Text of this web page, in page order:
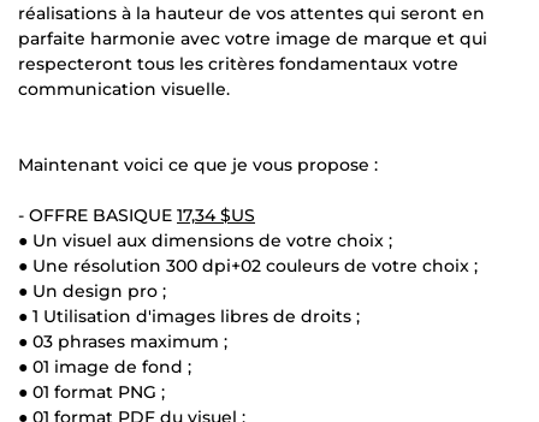
réalisations à la hauteur de vos attentes qui seront en
parfaite harmonie avec votre image de marque et qui
respecteront tous les critères fondamentaux votre
communication visuelle.
Maintenant voici ce que je vous propose :
- OFFRE BASIQUE 17,34 $US
● Un visuel aux dimensions de votre choix ;
● Une résolution 300 dpi+02 couleurs de votre choix ;
● Un design pro ;
● 1 Utilisation d'images libres de droits ;
● 03 phrases maximum ;
● 01 image de fond ;
● 01 format PNG ;
● 01 format PDF du visuel ;